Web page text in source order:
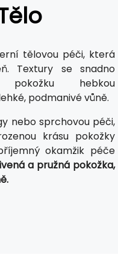
tělovou péči, která
Textury se snadno
pokožku hebkou
podmanivé vůně.
nebo sprchovou péči,
krásu pokožky
okamžik péče
a pružná pokožka,